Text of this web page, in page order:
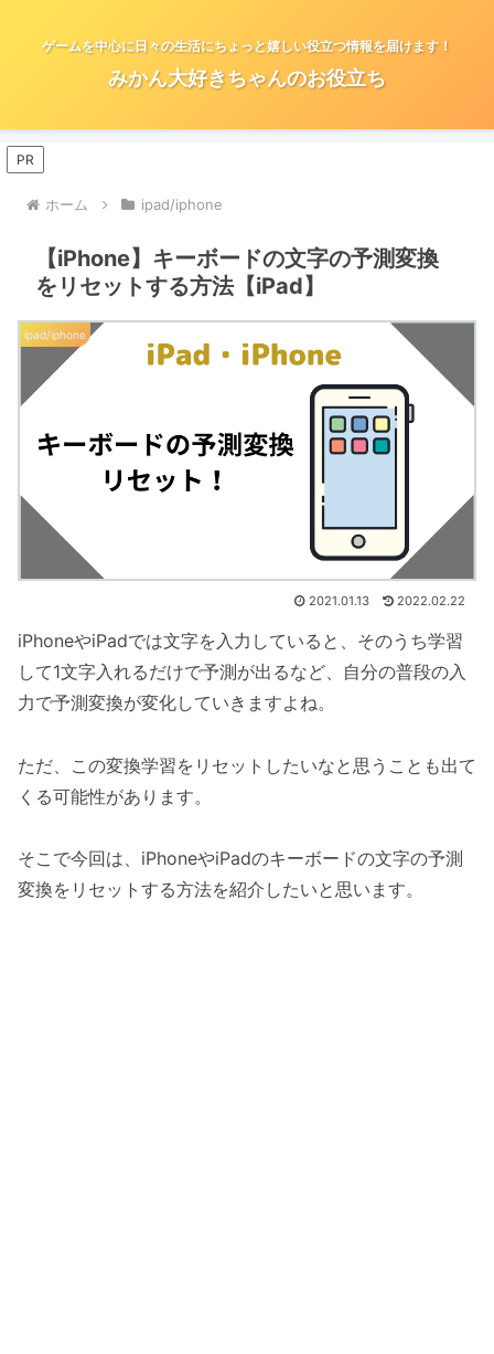
ゲームを中心に日々の生活にちょっと嬉しい役立つ情報を届けます！
みかん大好きちゃんのお役立ち
PR
ホーム ipad/iphone
【iPhone】キーボードの文字の予測変換
をリセットする方法【iPad】
ipad/iphone
2021.01.13 2022.02.22
iPhoneやiPadでは文字を入力していると、そのうち学習
して1文字入れるだけで予測が出るなど、自分の普段の入
力で予測変換が変化していきますよね。
ただ、この変換学習をリセットしたいなと思うことも出て
くる可能性があります。
そこで今回は、iPhoneやiPadのキーボードの文字の予測
変換をリセットする方法を紹介したいと思います。